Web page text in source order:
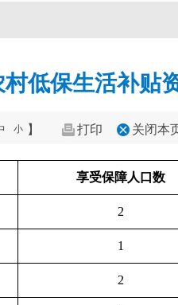
低保生活补贴
小 】 打印 关闭本
享受保障人口数
2
1
2